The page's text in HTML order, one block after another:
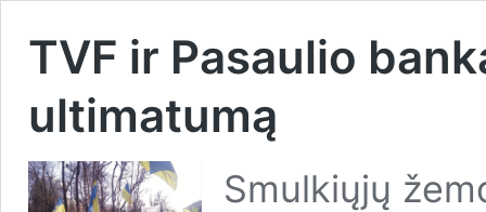
TVF ir Pasaulio
ultimatumą
Smulkiųjų